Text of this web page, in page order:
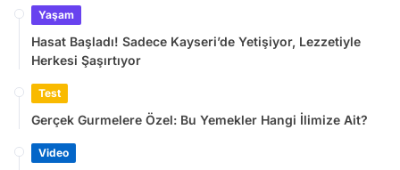
Yaşam
Hasat Başladı! Sadece Kayseri’de Yetişiyor, Lezzetiyle
Herkesi Şaşırtıyor
Test
Gerçek Gurmelere Özel: Bu Yemekler Hangi İlimize Ait?
Video